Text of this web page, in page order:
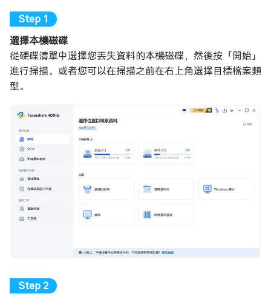
選擇本機磁碟
從硬碟清單中選擇您丟失資料的本機磁碟，然後按「開始」
進行掃描。或者您可以在掃描之前在右上角選擇目標檔案類
型。